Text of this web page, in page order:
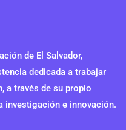
de El Salvador,
dedicada a trabajar
a través de su propio
investigación e innovación.